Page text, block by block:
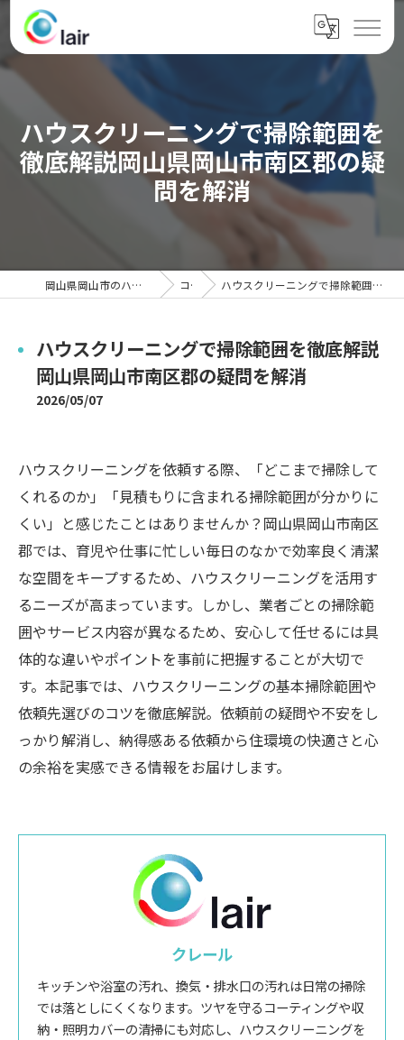
ハウスクリーニングで掃除範囲を
徹底解説岡山県岡山市南区郡の疑
問を解消
岡山県岡山市のハウスクリーニングならクレール コラム ハウスクリーニングで掃除範囲を徹底解説岡山県岡山市南区郡の疑問を解消
ハウスクリーニングで掃除範囲を徹底解説
岡山県岡山市南区郡の疑問を解消
2026/05/07
ハウスクリーニングを依頼する際、「どこまで掃除して
くれるのか」「見積もりに含まれる掃除範囲が分かりに
くい」と感じたことはありませんか？岡山県岡山市南区
郡では、育児や仕事に忙しい毎日のなかで効率良く清潔
な空間をキープするため、ハウスクリーニングを活用す
るニーズが高まっています。しかし、業者ごとの掃除範
囲やサービス内容が異なるため、安心して任せるには具
体的な違いやポイントを事前に把握することが大切で
す。本記事では、ハウスクリーニングの基本掃除範囲や
依頼先選びのコツを徹底解説。依頼前の疑問や不安をし
っかり解消し、納得感ある依頼から住環境の快適さと心
の余裕を実感できる情報をお届けします。
クレール
キッチンや浴室の汚れ、換気・排水口の汚れは日常の掃除
では落としにくくなります。ツヤを守るコーティングや収
納・照明カバーの清掃にも対応し、ハウスクリーニングを